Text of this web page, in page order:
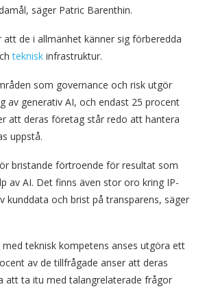
säger Patric Barenthin.
att de i allmänhet känner sig förberedda
teknisk infrastruktur.
som governance och risk utgör
av generativ AI, och endast 25 procent
att deras företag står redo att hantera
uppstå.
bristande förtroende för resultat som
av AI. Det finns även stor oro kring IP-
kunddata och brist på transparens, säger
teknisk kompetens anses utgöra ett
av de tillfrågade anser att deras
att ta itu med talangrelaterade frågor